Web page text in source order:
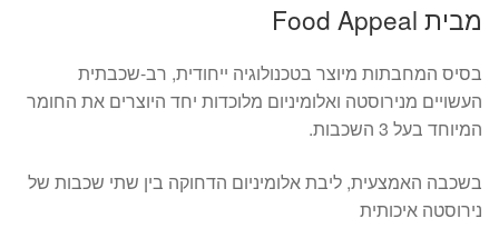
מבית Food Appeal
בסיס המחבתות מיוצר בטכנולוגיה ייחודית, רב-שכבתית
העשויים מנירוסטה ואלומיניום מלוכדות יחד היוצרים את החומר
המיוחד בעל 3 השכבות.
בשכבה האמצעית, ליבת אלומיניום הדחוקה בין שתי שכבות של
נירוסטה איכותית